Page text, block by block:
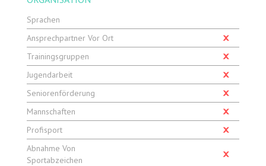
Sprachen
Ansprechpartner Vor Ort
Trainingsgruppen
Jugendarbeit
Seniorenförderung
Mannschaften
Profisport
Abnahme Von
Sportabzeichen